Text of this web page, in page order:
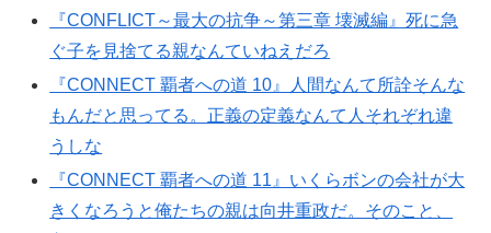
『CONFLICT～最大の抗争～第三章 壊滅編』死に急
ぐ子を見捨てる親なんていねえだろ
『CONNECT 覇者への道 10』人間なんて所詮そんな
もんだと思ってる。正義の定義なんて人それぞれ違
うしな
『CONNECT 覇者への道 11』いくらボンの会社が大
きくなろうと俺たちの親は向井重政だ。そのこと、